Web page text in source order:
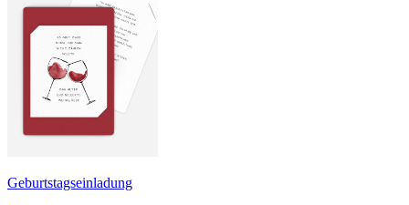
Geburtstagseinladung